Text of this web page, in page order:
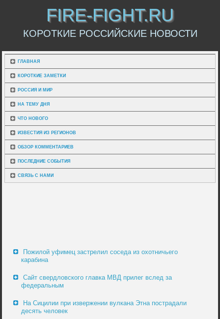
FIRE-FIGHT.RU
КОРОТКИЕ РОССИЙСКИЕ НОВОСТИ
ГЛАВНАЯ
КОРОТКИЕ ЗАМЕТКИ
РОССИЯ И МИР
НА ТЕМУ ДНЯ
ЧТО НОВОГО
ИЗВЕСТИЯ ИЗ РЕГИОНОВ
ОБЗОР КОММЕНТАРИЕВ
ПОСЛЕДНИЕ СОБЫТИЯ
СВЯЗЬ С НАМИ
Пожилой уфимец застрелил соседа из охотничьего
карабина
Сайт свердловского главка МВД прилег вслед за
федеральным
На Сицилии при извержении вулкана Этна пострадали
десять человек